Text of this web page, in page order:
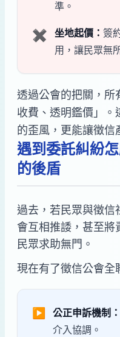
準。
✖ 坐地起價： 簽
用，讓民眾無
透過公會的把關，所
收費、透明鑑價」。
的歪風，更能讓徵信
遇到委託糾紛
的後盾
過去，若民眾與徵信
會互相推諉，甚至將
民眾求助無門。
現在有了徵信公會全
▶ 公正申訴機制：
介入協調。